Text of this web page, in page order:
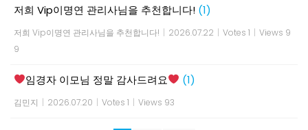
저희 Vip이명연 관리사님을 추천합니다! (1)
저희 Vip이명연 관리사님을 추천합니다! | 2026.07.22 | Votes 1 | Views 9
9
임경자 이모님 정말 감사드려요 (1)
김민지 | 2026.07.20 | Votes 1 | Views 93